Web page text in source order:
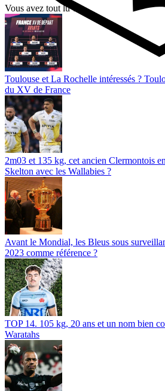
Vous avez tout lu ?
Toulouse et La Rochelle intéressés ?
du XV de France
2m03 et 135 kg, cet ancien Clermontois
Skelton avec les Wallabies ?
Avant le Mondial, les Bleus sous
2023 comme référence ?
TOP 14. 105 kg, 20 ans et un nom bien
Waratahs